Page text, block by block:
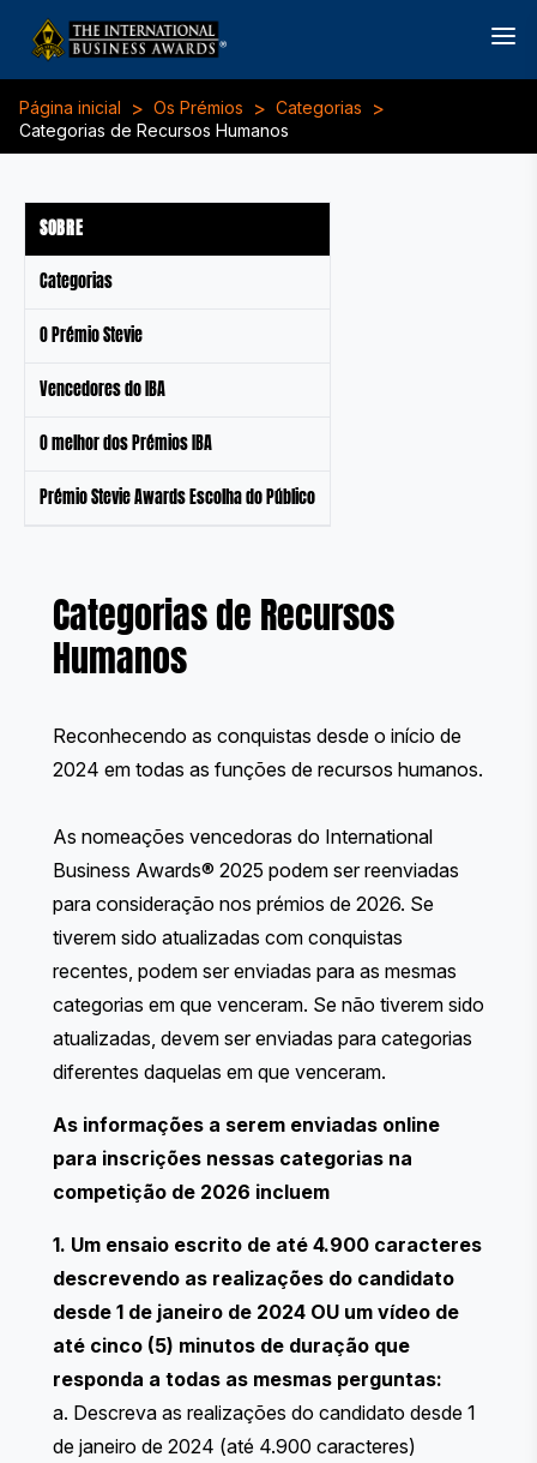
Página inicial > Os Prémios > Categorias >
Categorias de Recursos Humanos
SOBRE
Categorias
O Prémio Stevie
Vencedores do IBA
O melhor dos Prémios IBA
Prémio Stevie Awards Escolha do Público
Categorias de Recursos
Humanos
Reconhecendo as conquistas desde o início de
2024 em todas as funções de recursos humanos.
As nomeações vencedoras do International
Business Awards® 2025 podem ser reenviadas
para consideração nos prémios de 2026. Se
tiverem sido atualizadas com conquistas
recentes, podem ser enviadas para as mesmas
categorias em que venceram. Se não tiverem sido
atualizadas, devem ser enviadas para categorias
diferentes daquelas em que venceram.
As informações a serem enviadas online
para inscrições nessas categorias na
competição de 2026 incluem
1. Um ensaio escrito de até 4.900 caracteres
descrevendo as realizações do candidato
desde 1 de janeiro de 2024 OU um vídeo de
até cinco (5) minutos de duração que
responda a todas as mesmas perguntas:
a. Descreva as realizações do candidato desde 1
de janeiro de 2024 (até 4.900 caracteres)